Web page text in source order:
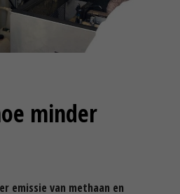
minder
emissie van methaan en